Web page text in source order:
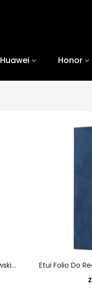
Huawei Honor
Szkło Hartowane Anty-Szpiegowskie Do Realme Note 60x / C63 / C61